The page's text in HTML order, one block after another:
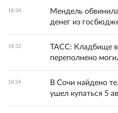
18:34
Мендель
денег из
18:32
ТАСС: Кладбище
переполнено
18:24
В Сочи найдено
ушел купаться 5